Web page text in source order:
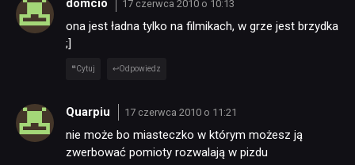
NEWSY
RECENZJE
PUBLICYSTYKA
domcio 17 czerwca 2010 o 10:13
ona jest ładna tylko na filmikach, w grze jest brzydka
;]
Cytuj Odpowiedz
Quarpiu 17 czerwca 2010 o 11:21
nie może bo miasteczko w którym możesz ją
zwerbować pomioty rozwalają w pizdu